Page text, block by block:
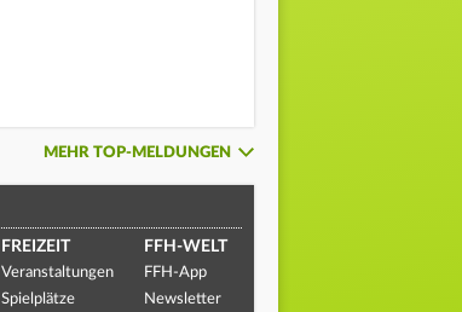
MEHR TOP-MELDUNGEN
FREIZEIT
Veranstaltungen
Spielplätze
FFH-WELT
FFH-App
Newsletter